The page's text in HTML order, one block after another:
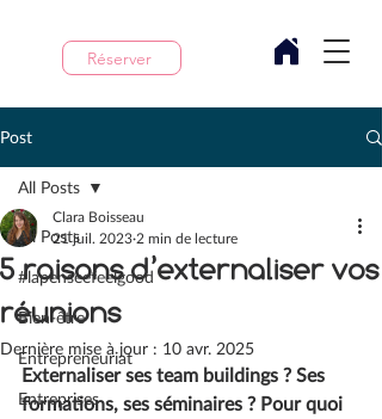
Réserver
Post
All Posts
#lapenseefeelgood
Bien-être
Entrepreneuriat
Entreprises
All Posts
5 raisons d’externaliser vos
réunions
Clara Boisseau
21 juil. 2023 2 min de lecture
Dernière mise à jour : 10 avr. 2025
Externaliser ses team buildings ? Ses
formations, ses séminaires ? Pour quoi